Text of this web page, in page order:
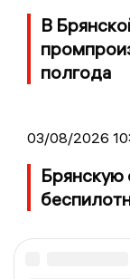
В
полгода
03/08/2026
Брянскую